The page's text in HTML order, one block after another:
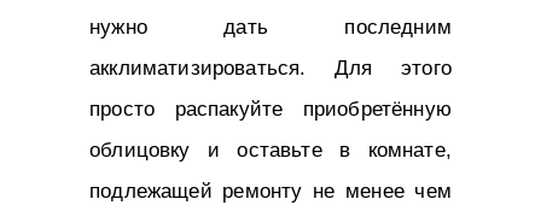
нужно дать последним
акклиматизироваться. Для этого
просто распакуйте приобретённую
облицовку и оставьте в комнате,
подлежащей ремонту не менее чем